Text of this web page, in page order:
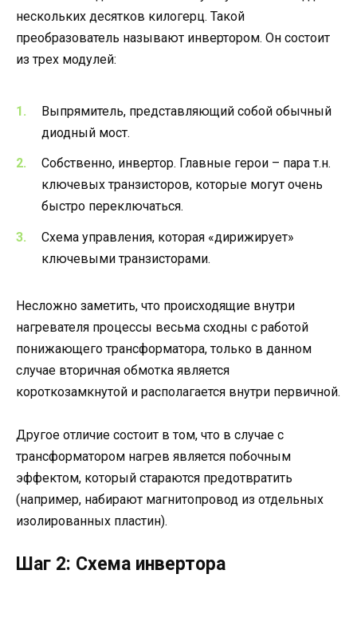
нескольких десятков килогерц. Такой
преобразователь называют инвертором. Он состоит
из трех модулей:
Выпрямитель, представляющий собой обычный
диодный мост.
Собственно, инвертор. Главные герои – пара т.н.
ключевых транзисторов, которые могут очень
быстро переключаться.
Схема управления, которая «дирижирует»
ключевыми транзисторами.
Несложно заметить, что происходящие внутри
нагревателя процессы весьма сходны с работой
понижающего трансформатора, только в данном
случае вторичная обмотка является
короткозамкнутой и располагается внутри первичной.
Другое отличие состоит в том, что в случае с
трансформатором нагрев является побочным
эффектом, который стараются предотвратить
(например, набирают магнитопровод из отдельных
изолированных пластин).
Шаг 2: Схема инвертора